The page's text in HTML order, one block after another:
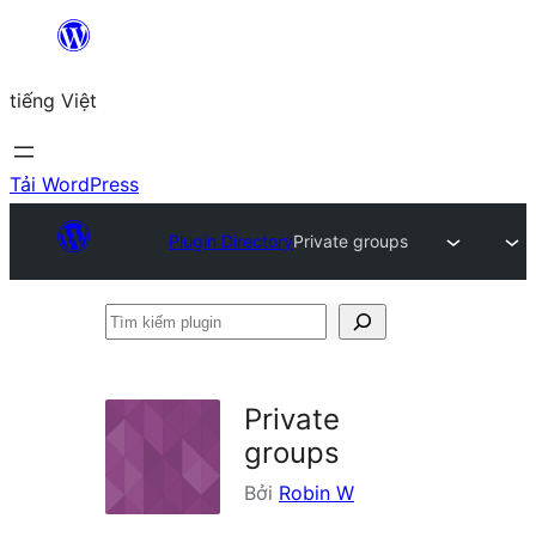
Chuyển
phần
nội
dung
tiếng Việt
Tải WordPress
Plugin DirectoryPrivate groups
Tìm
Private
groups
Bởi Robin W